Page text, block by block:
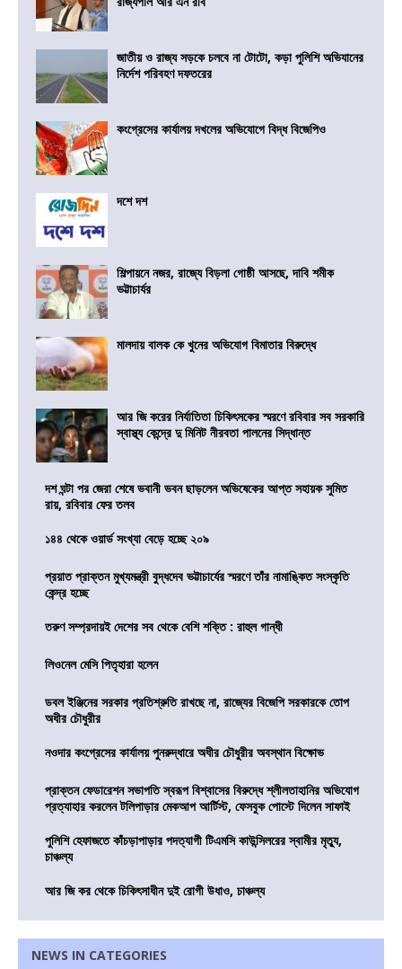
জাতীয় ও রাজ্য সড়কে চলবে না টোটো, কড়া পুলিশি অভিযানের
নির্দেশ পরিবহণ দফতরের
কংগ্রেসের কার্যালয় দখলের অভিযোগে বিদ্ধ বিজেপিও
দশে দশ
শিল্পায়নে নজর, রাজ্যে বিড়লা গোষ্ঠী আসছে, দাবি শমীক
ভট্টাচার্যর
মালদায় বালক কে খুনের অভিযোগ বিমাতার বিরুদ্ধে
আর জি করের নির্যাতিতা চিকিৎসকের স্মরণে রবিবার সব সরকারি
স্বাস্থ্য কেন্দ্রে দু মিনিট নীরবতা পালনের সিদ্ধান্ত
দশ ঘন্টা পর জেরা শেষে ভবানী ভবন ছাড়লেন অভিষেকের আপ্ত সহায়ক সুমিত
রায়, রবিবার ফের তলব
১৪৪ থেকে ওয়ার্ড সংখ্যা বেড়ে হচ্ছে ২০৯
প্রয়াত প্রাক্তন মুখ্যমন্ত্রী বুদ্ধদেব ভট্টাচার্যের স্মরণে তাঁর নামাঙ্কিত সংস্কৃতি
কেন্দ্র হচ্ছে
তরুণ সম্প্রদায়ই দেশের সব থেকে বেশি শক্তি : রাহুল গান্ধী
লিওনেল মেসি পিতৃহারা হলেন
ডবল ইঞ্জিনের সরকার প্রতিশ্রুতি রাখছে না, রাজ্যের বিজেপি সরকারকে তোপ
অধীর চৌধুরীর
নওদার কংগ্রেসের কার্যালয় পুনরুদ্ধারে অধীর চৌধুরীর অবস্থান বিক্ষোভ
প্রাক্তন ফেডারেশন সভাপতি স্বরূপ বিশ্বাসের বিরুদ্ধে শ্লীলতাহানির অভিযোগ
প্রত্যাহার করলেন টলিপাড়ার মেকআপ আর্টিস্ট, ফেসবুক পোস্টে দিলেন সাফাই
পুলিশি হেফাজতে কাঁচড়াপাড়ার পদত্যাগী টিএমসি কাউন্সিলরের স্বামীর মৃত্যু,
চাঞ্চল্য
আর জি কর থেকে চিকিৎসাধীন দুই রোগী উধাও, চাঞ্চল্য
NEWS IN CATEGORIES